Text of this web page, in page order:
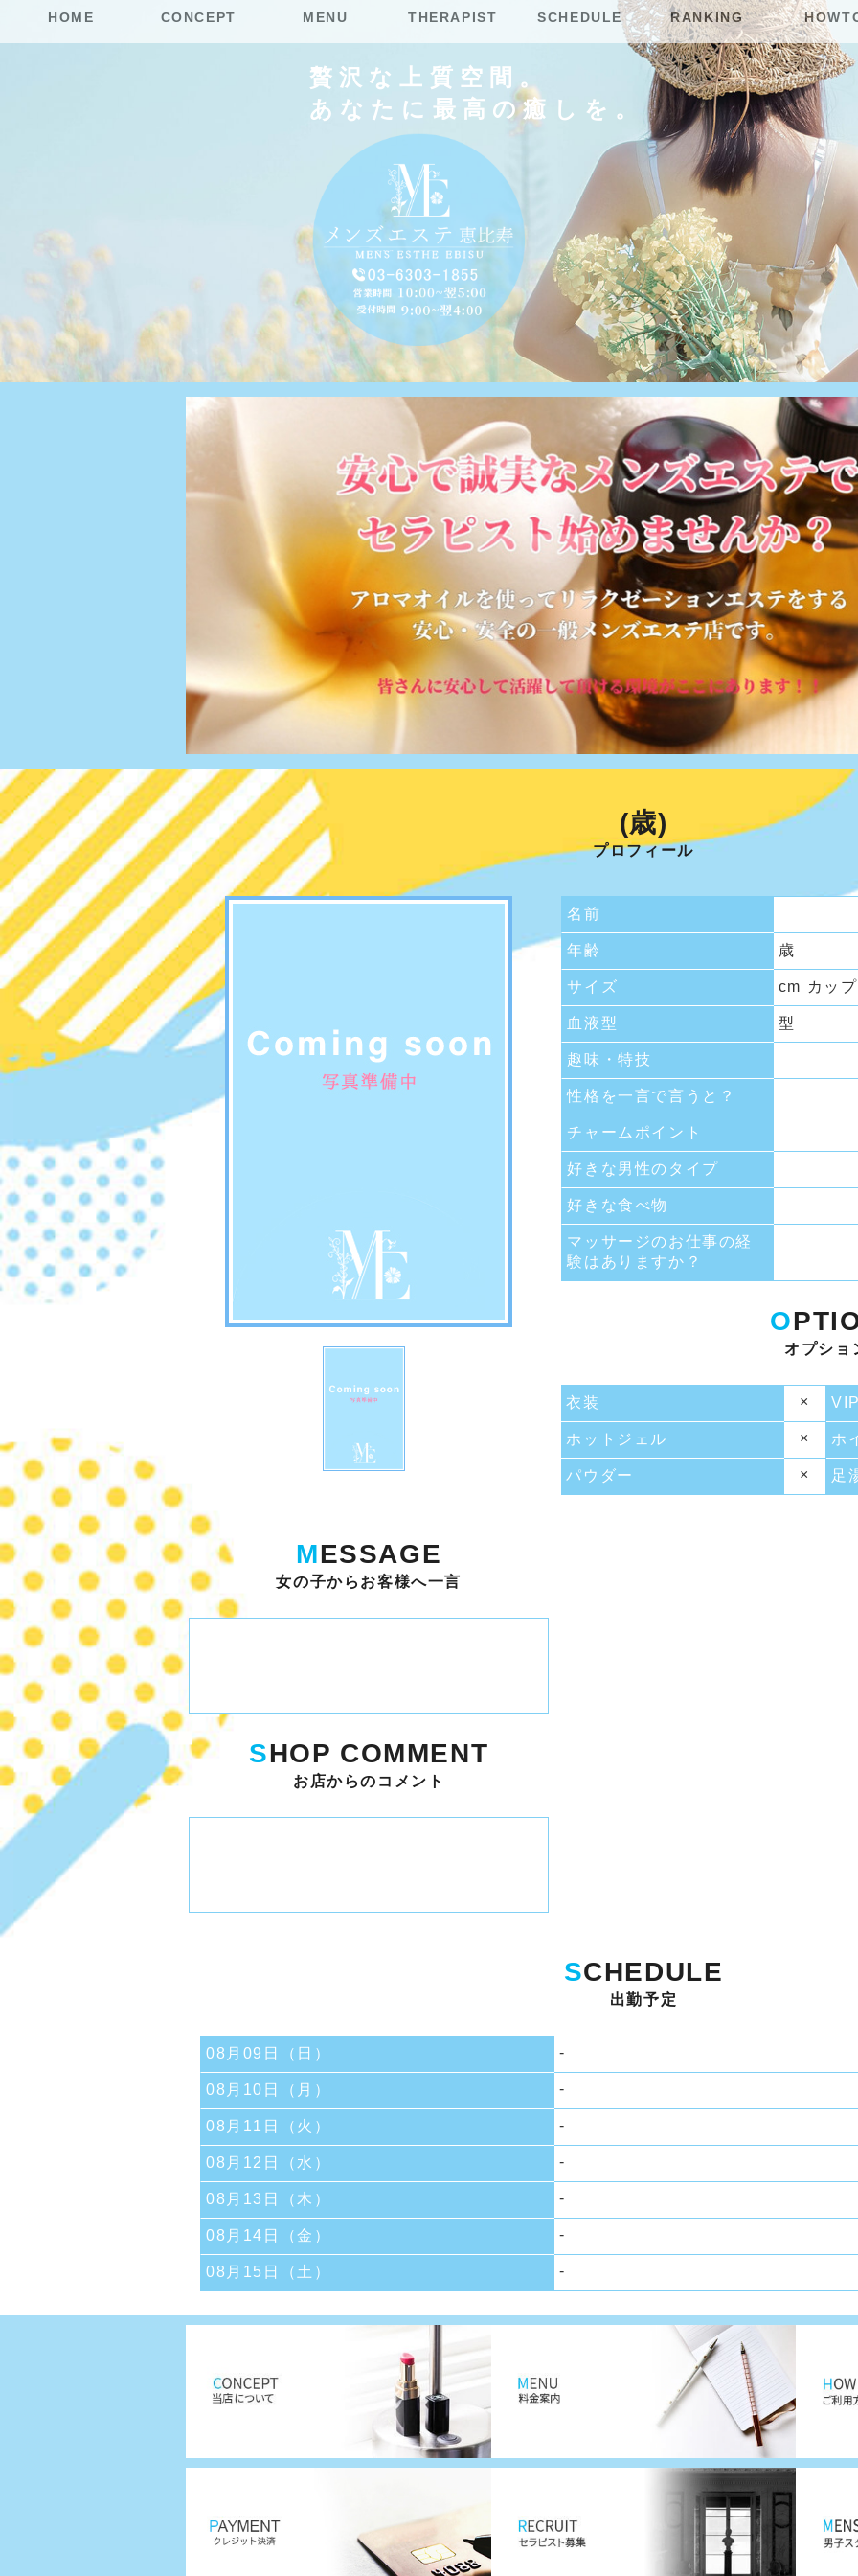
贅沢な上質空間。
あなたに最高の癒しを。
HOME CONCEPT MENU THERAPIST SCHEDULE RANKING
(歳)
プロフィール
名前
年齢 歳
サイズ cm カップ
血液型 型
趣味・特技
性格を一言で言うと？
チャームポイント
好きな男性のタイプ
好きな食べ物
マッサージのお仕事の経
験はありますか？
O
オプショ
衣装 ×
ホットジェル × ホ
パウダー × 足
MESSAGE
女の子からお客様へ一言
SHOP COMMENT
お店からのコメント
SCHEDULE
出勤予定
08月09日（日） -
08月10日（月） -
08月11日（火） -
08月12日（水） -
08月13日（木） -
08月14日（金） -
08月15日（土） -